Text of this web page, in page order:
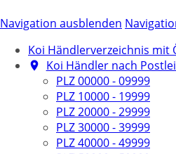
Navigation ausblenden
Koi Händlerverzeichnis mit
Koi Händler nach
PLZ 00000 - 09999
PLZ 10000 - 19999
PLZ 20000 - 29999
PLZ 30000 - 39999
PLZ 40000 - 49999